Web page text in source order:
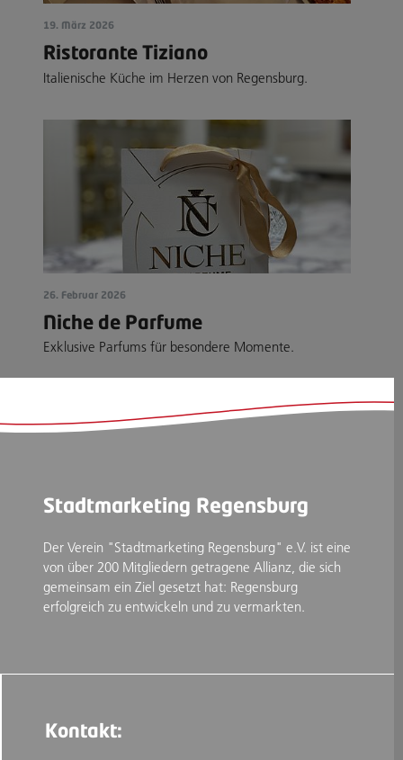
19. März 2026
Ristorante Tiziano
Italienische Küche im Herzen von Regensburg.
26. Februar 2026
Niche de Parfume
Exklusive Parfums für besondere Momente.
Stadtmarketing Regensburg
Der Verein "Stadtmarketing Regensburg" e.V. ist eine
von über 200 Mitgliedern getragene Allianz, die sich
gemeinsam ein Ziel gesetzt hat: Regensburg
erfolgreich zu entwickeln und zu vermarkten.
Kontakt: